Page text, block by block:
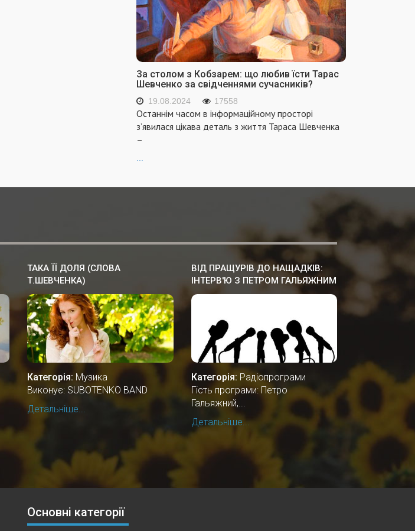
За столом з Кобзарем: що любив їсти Тарас
Шевченко за свідченнями сучасників?
19.08.2024 17558
Останнім часом в інформаційному просторі
з’явилася цікава деталь з життя Тараса Шевченка
–
...
ТАКА ЇЇ ДОЛЯ (СЛОВА
Т.ШЕВЧЕНКА)
Категорія: Музика
Виконує: SUBOTENKO BAND
Детальніше...
ВІД ПРАЩУРІВ ДО НАЩАДКІВ:
ІНТЕРВ'Ю З ПЕТРОМ ГАЛЬЯЖНИМ
Категорія: Радіопрограми
Гість програми: Петро
Гальяжний,...
Детальніше...
Основні категорії